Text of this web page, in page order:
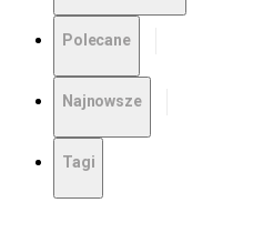
Polecane
Najnowsze
Tagi